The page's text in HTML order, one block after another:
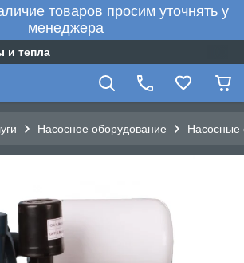
товаров просим уточнять у
менеджера
и тепла
Насосное оборудование Насосные